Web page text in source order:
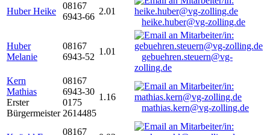
Huber Heike
08167
6943-66
2.01
heike.huber@vg-zolling.de
Huber
Melanie
08167
6943-52
1.01
gebuehren.steuern@vg-
zolling.de
Kern
Mathias
Erster
Bürgermeister
08167
6943-30
0175
2614485
1.16
mathias.kern@vg-zolling.de
08167